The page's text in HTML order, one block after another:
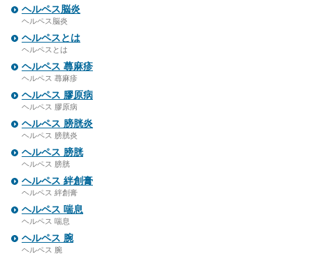
ヘルペス脳炎
ヘルペス脳炎
ヘルペスとは
ヘルペスとは
ヘルペス 蕁麻疹
ヘルペス 蕁麻疹
ヘルペス 膠原病
ヘルペス 膠原病
ヘルペス 膀胱炎
ヘルペス 膀胱炎
ヘルペス 膀胱
ヘルペス 膀胱
ヘルペス 絆創膏
ヘルペス 絆創膏
ヘルペス 喘息
ヘルペス 喘息
ヘルペス 腕
ヘルペス 腕